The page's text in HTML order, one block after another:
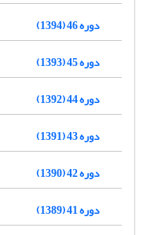
دوره 46 (1394)
دوره 45 (1393)
دوره 44 (1392)
دوره 43 (1391)
دوره 42 (1390)
دوره 41 (1389)